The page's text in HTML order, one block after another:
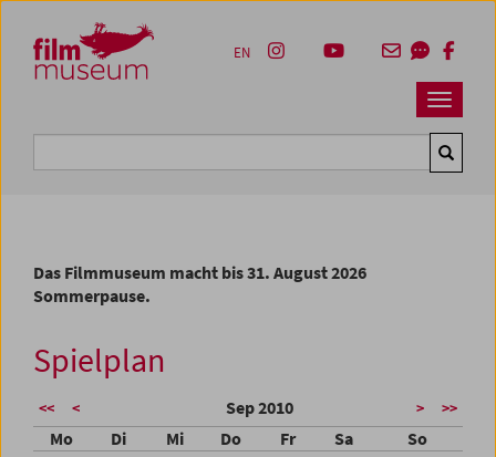
Zum Inhalt
Zum Hauptmenü
Zur Servicenavigation
Zum Suche
Navbar
EN
Das Filmmuseum macht bis 31. August 2026
Sommerpause.
Spielplan
<< < Sep 2010 > >>
Mo Di Mi Do Fr Sa So